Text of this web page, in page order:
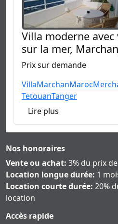
Villa moderne
sur la mer,
Prix sur demande
VillaMarchanMaroc
TetouanTanger
Lire plus
Nos honoraires
Vente ou achat: 3% du prix
Location longue durée: 1
Location courte durée: 20%
location
Accès rapide